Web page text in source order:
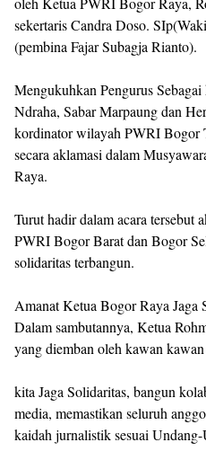
sekertaris Candra Doso.
(pembina Fajar Subagja Rianto).
Mengukuhkan Pengurus
Ndraha, Sabar Marpaung dan
kordinator wilayah PWRI Bogor
secara aklamasi dalam
Raya.
Turut hadir dalam acara tersebut
PWRI Bogor Barat dan Bogor
solidaritas terbangun.
Amanat Ketua Bogor Raya Jaga
Dalam sambutannya, Ketua
yang diemban oleh kawan
kita Jaga Solidaritas, bangun
media, memastikan seluruh
kaidah jurnalistik sesuai Undang-